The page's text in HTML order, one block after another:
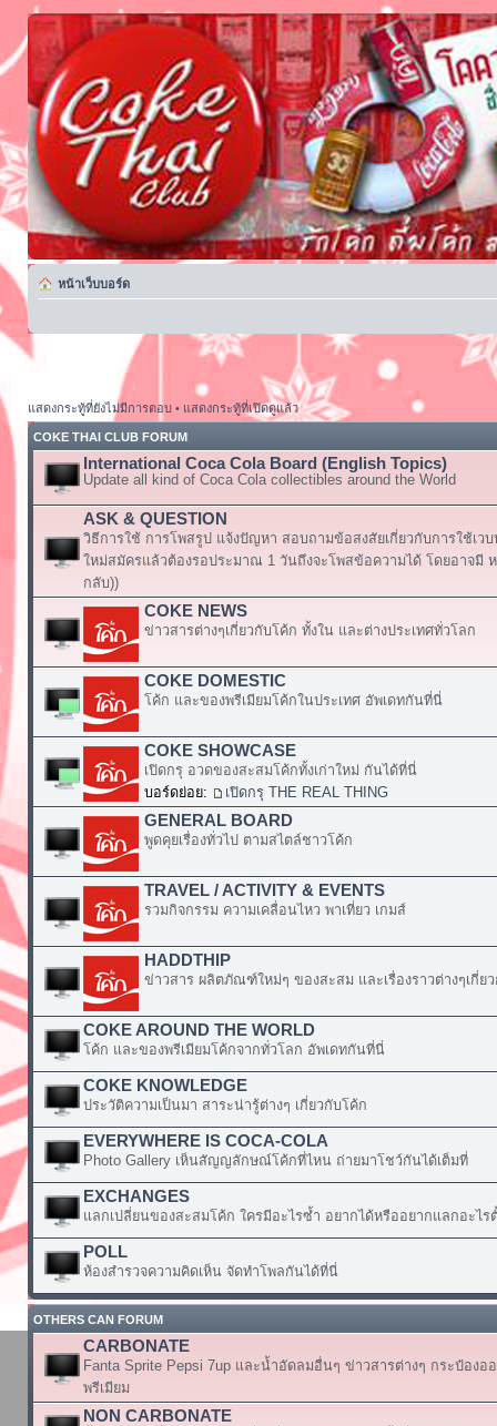
หน้าเว็บบอร์ด
แสดงกระทู้ที่ยังไม่มีการตอบ• แสดงกระทู้ที่เปิดดูแล้ว
COKE THAI CLUB FORUM
International Coca Cola Board (English Topics)
Update all kind of Coca Cola collectibles around the World
ASK & QUESTION
วิธีการใช้ การโพสรูป แจ้งปัญหา สอบถามข้อสงสัยเกี่ยวกับการใช้เว
ใหม่สมัครแล้วต้องรอประมาณ 1 วันถึงจะโพสข้อความได้ โดยอาจมี
กลับ))
COKE NEWS
ข่าวสารต่างๆเกี่ยวกับโค้ก ทั้งใน และต่างประเทศทั่วโลก
COKE DOMESTIC
โค้ก และของพรีเมียมโค้กในประเทศ อัพเดทกันที่นี่
COKE SHOWCASE
เปิดกรุ อวดของสะสมโค้กทั้งเก่าใหม่ กันได้ที่นี่
บอร์ดย่อย:
เปิดกรุ THE REAL THING
GENERAL BOARD
พูดคุยเรื่องทั่วไป ตามสไตล์ชาวโค้ก
TRAVEL / ACTIVITY & EVENTS
รวมกิจกรรม ความเคลื่อนไหว พาเที่ยว เกมส์
HADDTHIP
ข่าวสาร ผลิตภัณฑ์ใหม่ๆ ของสะสม และเรื่องราวต่างๆเกี่ย
COKE AROUND THE WORLD
โค้ก และของพรีเมียมโค้กจากทั่วโลก อัพเดทกันที่นี่
COKE KNOWLEDGE
ประวัติความเป็นมา สาระน่ารู้ต่างๆ เกี่ยวกับโค้ก
EVERYWHERE IS COCA-COLA
Photo Gallery เห็นสัญญลักษณ์โค้กที่ไหน ถ่ายมาโชว์กันได้เต็มที่
EXCHANGES
แลกเปลี่ยนของสะสมโค้ก ใครมีอะไรซ้ำ อยากได้หรืออยากแลกอะไร
POLL
ห้องสำรวจความคิดเห็น จัดทำโพลกันได้ที่นี่
OTHERS CAN FORUM
CARBONATE
Fanta Sprite Pepsi 7up และน้ำอัดลมอื่นๆ ข่าวสารต่างๆ กระป๋องอ
พรีเมียม
NON CARBONATE